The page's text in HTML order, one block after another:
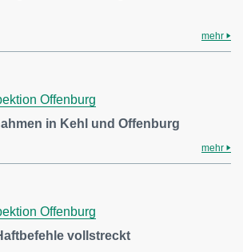
mehr
Offenburg
in Kehl und Offenburg
mehr
Offenburg
vollstreckt